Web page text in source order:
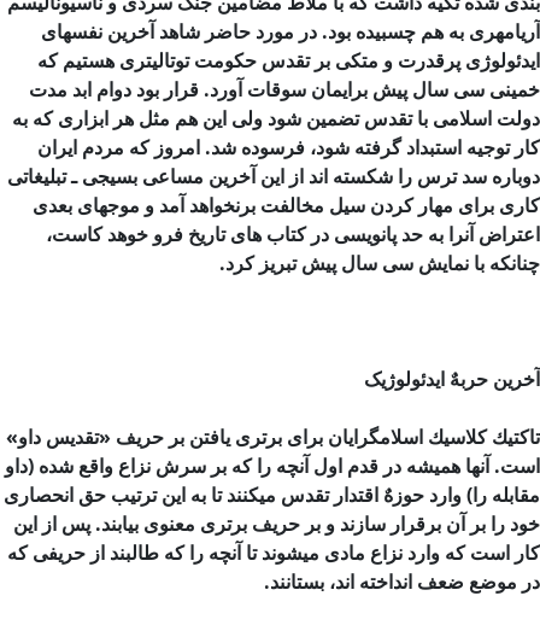
آریامهری به هم چسبیده بود. در مورد حاضر شاهد آخرین نفسهای
ایدئولوژی پرقدرت و متکی بر تقدس حكومت توتالیتری هستیم كه
خمینی سی سال پیش برایمان سوقات آورد. قرار بود دوام ابد مدت
دولت اسلامی با تقدس تضمین شود ولی این هم مثل هر ابزاری كه به
كار توجیه استبداد گرفته شود، فرسوده شد. امروز كه مردم ایران
دوباره سد ترس را شكسته اند از این آخرین مساعی بسیجی ـ تبلیغاتی
كاری برای مهار كردن سیل مخالفت برنخواهد آمد و موجهای بعدی
اعتراض آنرا به حد پانویسی در كتاب های تاریخ فرو خوهد كاست،
چنانكه با نمایش سی سال پیش تبریز كرد.
آخرین حربهٌ ایدئولوژیک
تاكتیك كلاسیك اسلامگرایان برای برتری یافتن بر حریف «تقدیس داو»
است. آنها همیشه در قدم اول آنچه را كه بر سرش نزاع واقع شده (داو
مقابله را) وارد حوزهٌ اقتدار تقدس میکنند تا به این ترتیب حق انحصاری
خود را بر آن برقرار سازند و بر حریف برتری معنوی بیابند. پس از این
كار است كه وارد نزاع مادی میشوند تا آنچه را كه طالبند از حریفی كه
در موضع ضعف انداخته اند، بستانند.